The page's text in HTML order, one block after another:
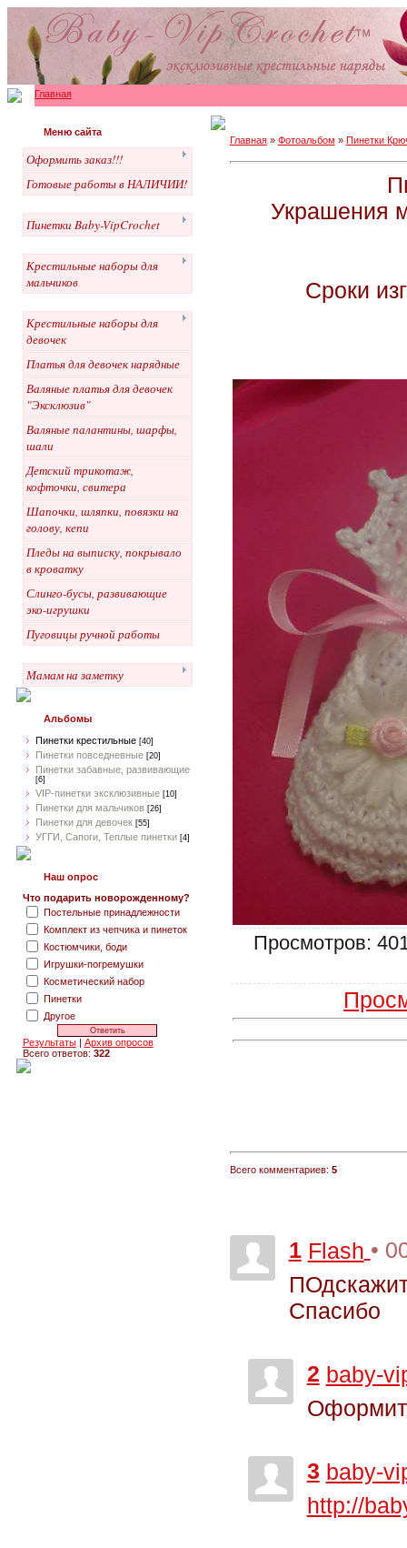
Главная
Меню сайта
Оформить заказ!!!
Готовые работы в НАЛИЧИИ!
Пинетки Baby-VipCrochet
Крестильные наборы для
мальчиков
Крестильные наборы для
девочек
Платья для девочек нарядные
Валяные платья для девочек
"Эксклюзив"
Валяные палантины, шарфы,
шали
Детский трикотаж,
кофточки, свитера
Шапочки, шляпки, повязки на
голову, кепи
Пледы на выписку, покрывало
в кроватку
Слинго-бусы, развивающие
эко-игрушки
Пуговицы ручной работы
Мамам на заметку
Альбомы
Пинетки крестильные [40]
Пинетки повседневные [20]
Пинетки забавные, развивающие
[6]
VIP-пинетки эксклюзивные [10]
Пинетки для мальчиков [26]
Пинетки для девочек [55]
УГГИ, Сапоги, Теплые пинетки [4]
Наш опрос
Что подарить новорожденному?
Постельные принадлежности
Комплект из чепчика и пинеток
Костюмчики, боди
Игрушки-погремушки
Косметический набор
Пинетки
Другое
Результаты| Архив опросов
Всего ответов: 322
Главная» Фотоальбом » Пинетки
Украшения
Сроки
Просмотров:
Всего комментариев: 5
1 Flash •
Спасибо
2 baby-
3 baby-
http://